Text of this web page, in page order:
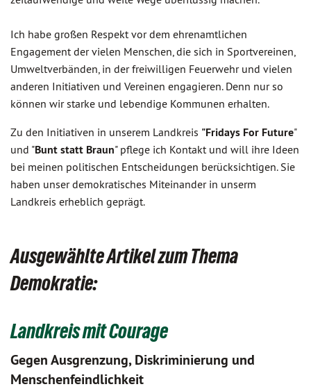
Ich habe großen Respekt vor dem ehrenamtlichen
Engagement der vielen Menschen, die sich in Sportvereinen,
Umweltverbänden, in der freiwilligen Feuerwehr und vielen
anderen Initiativen und Vereinen engagieren. Denn nur so
können wir starke und lebendige Kommunen erhalten.
Zu den Initiativen in unserem Landkreis "Fridays For Future"
und "Bunt statt Braun" pflege ich Kontakt und will ihre Ideen
bei meinen politischen Entscheidungen berücksichtigen. Sie
haben unser demokratisches Miteinander in unserm
Landkreis erheblich geprägt.
Ausgewählte Artikel zum Thema
Demokratie:
Landkreis mit Courage
Gegen Ausgrenzung, Diskriminierung und
Menschenfeindlichkeit